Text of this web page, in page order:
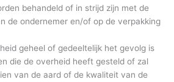
behandeld of in strijd zijn met de
de ondernemer en/of op de verpakking
geheel of gedeeltelijk het gevolg is
die de overheid heeft gesteld of zal
van de aard of de kwaliteit van de